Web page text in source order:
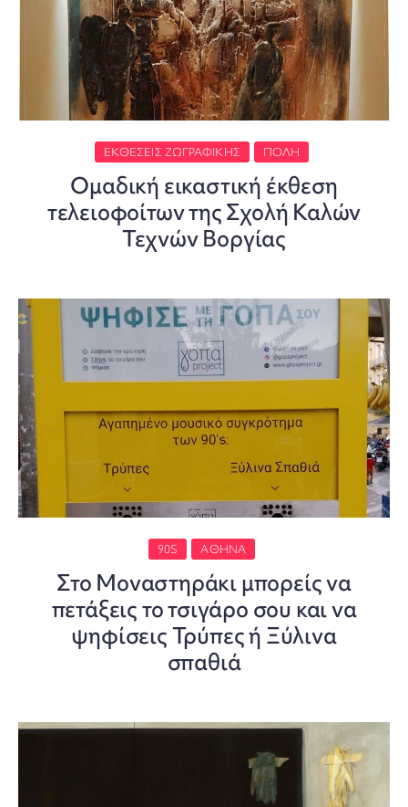
ΕΚΘΈΣΕΙΣ ΖΩΓΡΑΦΙΚΉΣ ΠΌΛΗ
Ομαδική εικαστική έκθεση
τελειοφοίτων της Σχολή Καλών
Τεχνών Βοργίας
90S ΑΘΉΝΑ
Στο Μοναστηράκι μπορείς να
πετάξεις το τσιγάρο σου και να
ψηφίσεις Τρύπες ή Ξύλινα
σπαθιά